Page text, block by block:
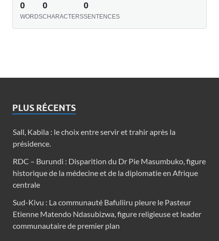
0
WORDS
0
CHARACTERS
0
SENTENCES
PLUS RÉCENTS
Sall, Kabila : le choix entre servir et trahir après la
présidence.
RDC – Burundi : Disparition du Dr Pie Masumbuko, figure
historique de la médecine et de la diplomatie en Afrique
centrale
Sud-Kivu : La communauté Bafuliiru pleure le Pasteur
Etienne Matendo Ndasubizwa, figure religieuse et leader
communautaire de premier plan